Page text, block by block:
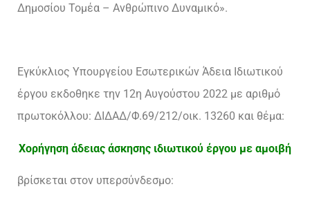
Δημοσίου Τομέα – Ανθρώπινο Δυναμικό».
Εγκύκλιος Υπουργείου Εσωτερικών Άδεια Ιδιωτικού
έργου εκδοθηκε την 12η Αυγούστου 2022 με αριθμό
πρωτοκόλλου: ΔΙΔΑΔ/Φ.69/212/οικ. 13260 και θέμα:
Χορήγηση άδειας άσκησης ιδιωτικού έργου με αμοιβή
βρίσκεται στον υπερσύνδεσμο: